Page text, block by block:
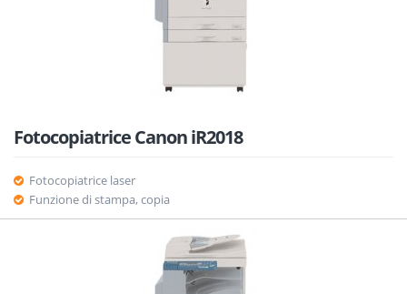
Fotocopiatrice Canon iR2018
Fotocopiatrice laser
Funzione di stampa, copia